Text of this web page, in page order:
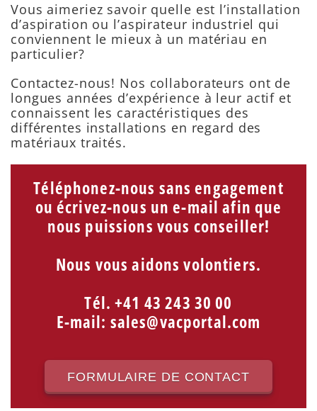
Vous aimeriez savoir quelle est l’installation
d’aspiration ou l’aspirateur industriel qui
conviennent le mieux à un matériau en
particulier?
Contactez-nous! Nos collaborateurs ont de
longues années d’expérience à leur actif et
connaissent les caractéristiques des
différentes installations en regard des
matériaux traités.
Téléphonez-nous sans engagement
ou écrivez-nous un e-mail afin que
nous puissions vous conseiller!
Nous vous aidons volontiers.
Tél. +41 43 243 30 00
E-mail: sales@vacportal.com
FORMULAIRE DE CONTACT